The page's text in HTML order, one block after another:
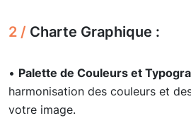
2 / Charte Graphique :
• Palette de Couleurs et
harmonisation des couleurs et
votre image.